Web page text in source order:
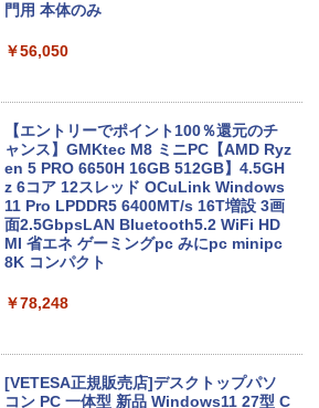
量 持ち運び 安い
￥28,800
【期間限定 ポイントUP＆クーポン配
布】 Lenovo Chromebook Duet EDU G
2 2in1 ノートパソコン 83HKS00M00 Ch
romeOS MediaTek Kompanio 838 メモ
リ4GB eMMC64GB 10.95インチ タッチ
対応 再生品Sランク
￥29,800
｜最大180日保証｜Core i5 第8世代｜中
古ノートパソコン Windows11 office付
門用 本体のみ
￥56,050
【エントリーでポイント100％還元のチ
ャンス】GMKtec M8 ミニPC【AMD Ryz
en 5 PRO 6650H 16GB 512GB】4.5GH
z 6コア 12スレッド OCuLink Windows
11 Pro LPDDR5 6400MT/s 16T増設 3画
面2.5GbpsLAN Bluetooth5.2 WiFi HD
MI 省エネ ゲーミングpc みにpc minipc
8K コンパクト
￥78,248
[VETESA正規販売店]デスクトップパソ
コン PC 一体型 新品 Windows11 27型 C